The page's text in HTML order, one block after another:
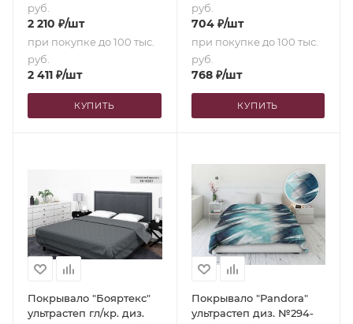
руб.
2 210 ₽/шт
при покупке до 100 тыс.
руб.
2 411 ₽/шт
КУПИТЬ
руб.
704₽/шт
при покупке до 100 тыс.
руб.
768₽/шт
КУПИТЬ
Покрывало "Бояртекс"
ультрастеп гл/кр. диз.
Покрывало "Pandora"
ультрастеп диз. №294-